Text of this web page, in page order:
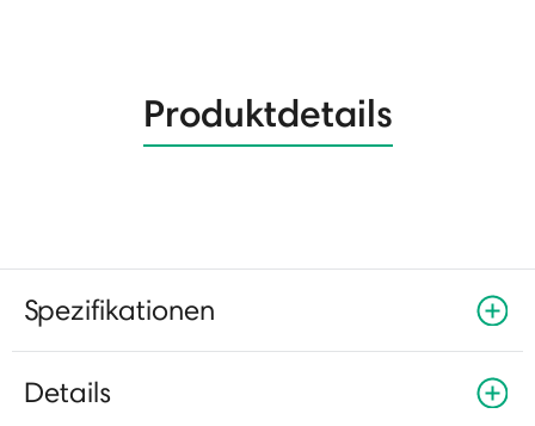
Produktdetails
Spezifikationen
Details